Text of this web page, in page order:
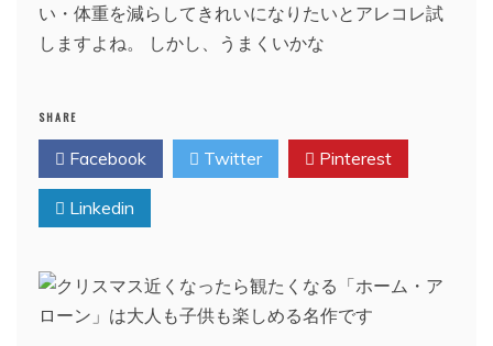
い・体重を減らしてきれいになりたいとアレコレ試
しますよね。 しかし、うまくいかな
SHARE
Facebook Twitter Pinterest
Linkedin